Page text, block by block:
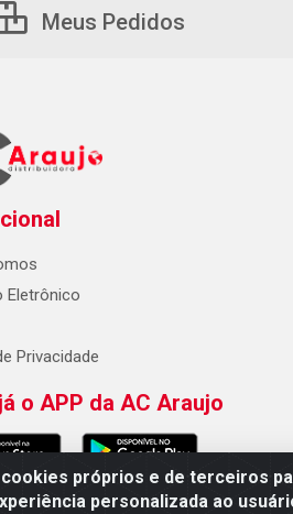
próprios e de terceiros
personalizada ao
Meus Pedidos
Eletrônico
Privacidade
o APP da AC Araujo